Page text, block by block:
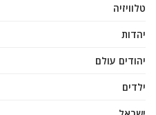
טלוויזיה
יהדות
יהודים עולם
ילדים